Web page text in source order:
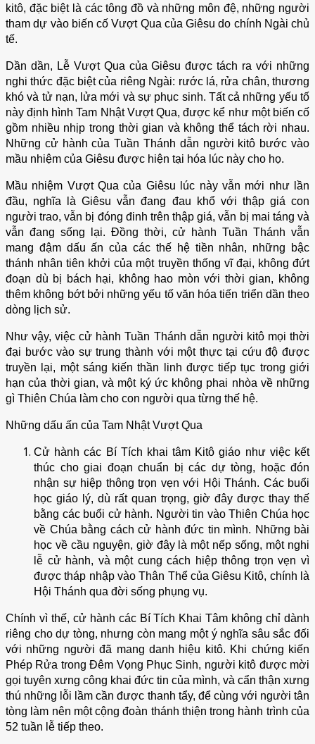
kitô, đặc biệt là các tông đồ và những môn đệ, những người
tham dự vào biến cố Vượt Qua của Giêsu do chính Ngài chủ
tế.
Dần dần, Lễ Vượt Qua của Giêsu được tách ra với những
nghi thức đặc biệt của riêng Ngài: rước lá, rửa chân, thương
khó và tử nạn, lửa mới và sự phục sinh. Tất cả những yếu tố
này định hình Tam Nhật Vượt Qua, được kể như một biến cố
gồm nhiều nhịp trong thời gian và không thể tách rời nhau.
Những cử hành của Tuần Thánh dẫn người kitô bước vào
mầu nhiệm của Giêsu được hiện tại hóa lúc này cho họ.
Mầu nhiệm Vượt Qua của Giêsu lúc này vẫn mới như lần
đầu, nghĩa là Giêsu vẫn đang đau khổ với thập giá con
người trao, vẫn bị đóng đinh trên thập giá, vẫn bị mai táng và
vẫn đang sống lại. Đồng thời, cử hành Tuần Thánh vẫn
mang đậm dấu ấn của các thế hệ tiền nhân, những bậc
thánh nhân tiên khởi của một truyền thống vĩ đại, không đứt
đoạn dù bị bách hại, không hao mòn với thời gian, không
thêm không bớt bởi những yếu tố văn hóa tiến triển dần theo
dòng lịch sử.
Như vậy, việc cử hành Tuần Thánh dẫn người kitô mọi thời
đại bước vào sự trung thành với một thực tại cứu độ được
truyền lại, một sáng kiến thần linh được tiếp tục trong giới
hạn của thời gian, và một ký ức không phai nhòa về những
gì Thiên Chúa làm cho con người qua từng thế hệ.
Những dấu ấn của Tam Nhật Vượt Qua
Cử hành các Bí Tích khai tâm Kitô giáo như việc kết
thúc cho giai đoạn chuẩn bị các dự tòng, hoặc đón
nhận sự hiệp thông trọn vẹn với Hội Thánh. Các buổi
học giáo lý, dù rất quan trọng, giờ đây được thay thế
bằng các buổi cử hành. Người tin vào Thiên Chúa học
về Chúa bằng cách cử hành đức tin mình. Những bài
học về cầu nguyện, giờ đây là một nếp sống, một nghi
lễ cử hành, và một cung cách hiệp thông trọn vẹn vì
được tháp nhập vào Thân Thể của Giêsu Kitô, chính là
Hội Thánh qua đời sống phụng vụ.
Chính vì thế, cử hành các Bí Tích Khai Tâm không chỉ dành
riêng cho dự tòng, nhưng còn mang một ý nghĩa sâu sắc đối
với những người đã mang danh hiệu kitô. Khi chứng kiến
Phép Rửa trong Đêm Vọng Phục Sinh, người kitô được mời
gọi tuyên xưng công khai đức tin của mình, và cẩn thận xưng
thú những lỗi lầm cần được thanh tẩy, để cùng với người tân
tòng làm nên một cộng đoàn thánh thiện trong hành trình của
52 tuần lễ tiếp theo.